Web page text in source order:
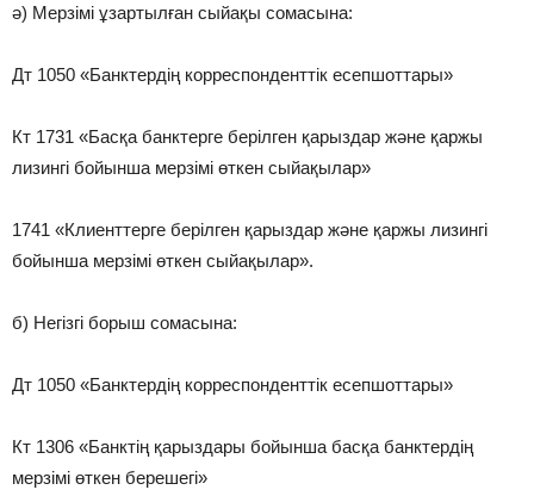
ә) Мерзімі ұзартылған сыйақы сомасына:
Дт 1050 «Банктердің корреспонденттік есепшоттары»
Кт 1731 «Басқа банктерге берілген қарыздар және қаржы
лизингі бойынша мерзімі өткен сыйақылар»
1741 «Клиенттерге берілген қарыздар және қаржы лизингі
бойынша мерзімі өткен сыйақылар».
б) Негізгі борыш сомасына:
Дт 1050 «Банктердің корреспонденттік есепшоттары»
Кт 1306 «Банктің қарыздары бойынша басқа банктердің
мерзімі өткен берешегі»